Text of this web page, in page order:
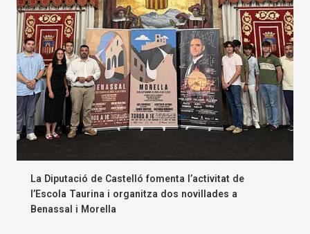
La Diputació de Castelló fomenta l’activitat de
l’Escola Taurina i organitza dos novillades a
Benassal i Morella